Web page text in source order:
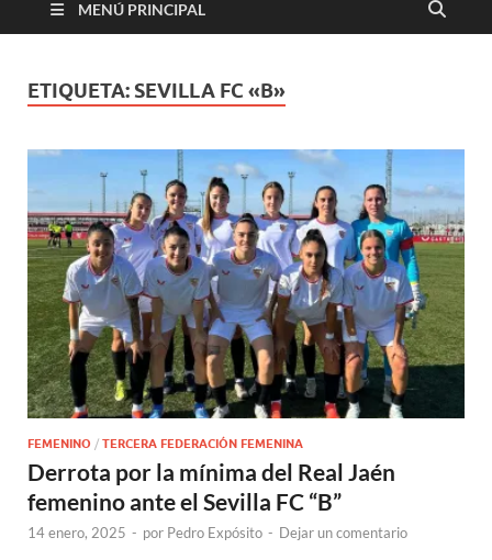
MENÚ PRINCIPAL
ETIQUETA: SEVILLA FC «B»
FEMENINO / TERCERA FEDERACIÓN FEMENINA
Derrota por la mínima del Real Jaén
femenino ante el Sevilla FC “B”
14 enero, 2025 - por Pedro Expósito - Dejar un comentario